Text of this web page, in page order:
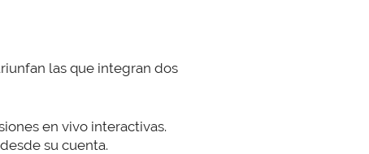
las que integran dos
en vivo interactivas.
su cuenta.